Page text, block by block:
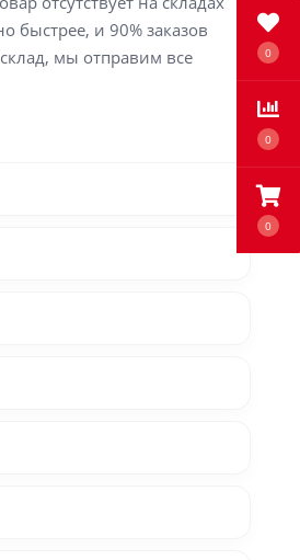
0
0
0
быстрее, и 90% заказов
мы отправим все